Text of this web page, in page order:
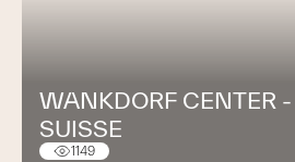
WANKDORF CENTER -
SUISSE
1149